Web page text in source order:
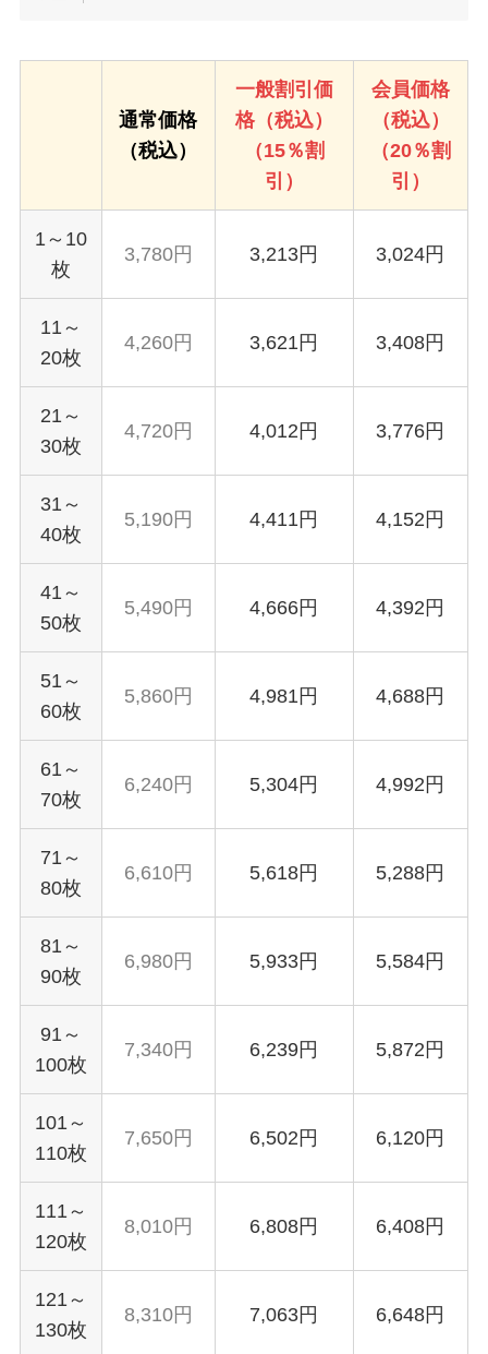
通常価格
（税込）
一般割引価
格（税込）
（15％割
引）
会員価格
（税込）
（20％割
引）
1～10
枚
3,780円 3,213円 3,024円
11～
20枚
4,260円 3,621円 3,408円
21～
30枚
4,720円 4,012円 3,776円
31～
40枚
5,190円 4,411円 4,152円
41～
50枚
5,490円 4,666円 4,392円
51～
60枚
5,860円 4,981円 4,688円
61～
70枚
6,240円 5,304円 4,992円
71～
80枚
6,610円 5,618円 5,288円
81～
90枚
6,980円 5,933円 5,584円
91～
100枚
7,340円 6,239円 5,872円
101～
110枚
7,650円 6,502円 6,120円
111～
120枚
8,010円 6,808円 6,408円
121～
130枚
8,310円 7,063円 6,648円